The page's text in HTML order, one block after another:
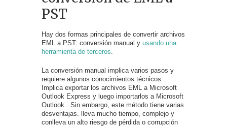
PST
Hay dos formas principales de convertir archivos
EML a PST: conversión manual y usando una
herramienta de terceros.
La conversión manual implica varios pasos y
requiere algunos conocimientos técnicos..
Implica exportar los archivos EML a Microsoft
Outlook Express y luego importarlos a Microsoft
Outlook.. Sin embargo, este método tiene varias
desventajas. lleva mucho tiempo, complejo y
conlleva un alto riesgo de pérdida o corrupción